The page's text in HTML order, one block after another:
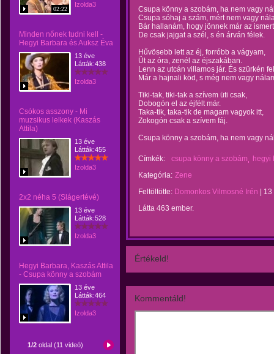
02:22
Izolda3
Minden nőnek tudni kell -
Hegyi Barbara és Auksz Éva
13 éve
Látták:438
Izolda3
Csókos asszony - Mi
muzsikus lelkek (Kaszás
Attila)
13 éve
Látták:455
Izolda3
2x2 néha 5 (Slágertévé)
13 éve
Látták:528
Izolda3
Hegyi Barbara, Kaszás Attila
- Csupa könny a szobám
13 éve
Látták:464
Izolda3
1/2oldal (11 videó)
Csupa könny a szobám, ha nem vagy
Csupa sóhaj a szám, mért nem vagy
Bár hallanám, hogy jönnek már az
De csak jajgat a szél, s én árván félek.
Hűvösebb lett az éj, forróbb a vágyam,
Üt az óra, zenél az éjszakában.
Lenn az utcán villamos jár. És szürkén
Már a hajnali köd, s még nem vagy
Tiki-tak, tiki-tak a szívem üti csak,
Dobogón el az éjfélt már.
Taka-tik, taka-tik de magam vagyok itt,
Zokogón csak a szívem fáj.
Csupa könny a szobám, ha nem vagy
Címkék: csupa könny a szobám
hegyi
Kategória: Zene
Feltöltötte: Domonkos Vilmosné Irén
13
Látta 463 ember.
Értékeld!
Kommentáld!